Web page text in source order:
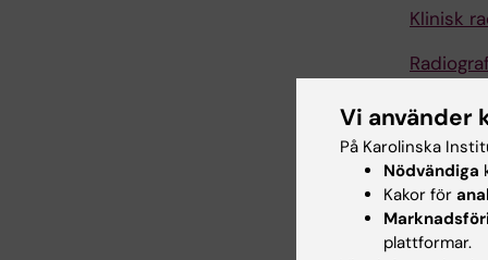
Klinisk
Vi använder
På Karolinska
Nödvändiga
Kakor för
plattformar.